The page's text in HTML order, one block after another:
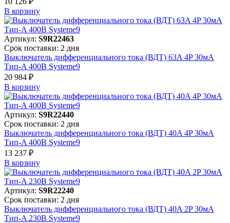
В корзинy
Артикул: S9R22463
Срок поставки: 2 дня
Выключатель дифференциального тока (ВДТ) 63A 4P 30мА
Тип-A 400В Systeme9
20 984 ₽
В корзинy
Артикул: S9R22440
Срок поставки: 2 дня
Выключатель дифференциального тока (ВДТ) 40A 4P 30мА
Тип-A 400В Systeme9
13 237 ₽
В корзинy
Артикул: S9R22240
Срок поставки: 2 дня
Выключатель дифференциального тока (ВДТ) 40A 2P 30мА
Тип-A 230В Systeme9